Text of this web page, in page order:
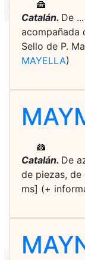
Catalán. De
acompañada
Sello de P.
MAYELLA)
Catalán. De
de piezas, de
ms] (+